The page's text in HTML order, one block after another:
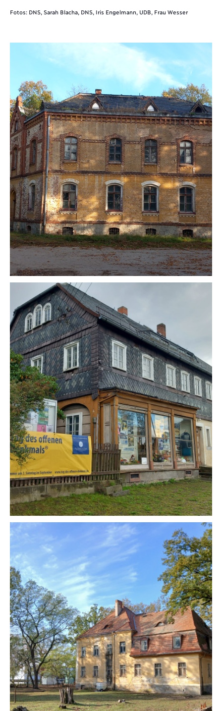
Fotos: DNS, Sarah Blacha, DNS, Iris Engelmann, UDB, Frau Wesser